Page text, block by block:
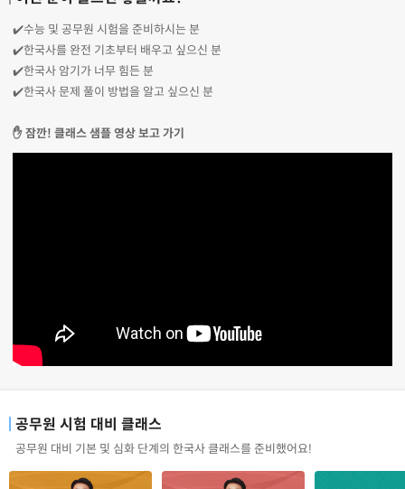
✔️수능 및 공무원 시험을 준비하시는 분
✔️한국사를 완전 기초부터 배우고 싶으신 분
✔️한국사 암기가 너무 힘든 분
✔️한국사 문제 풀이 방법을 알고 싶으신 분
✋ 잠깐! 클래스 샘플 영상 보고 가기
공무원 시험 대비 클래스
공무원 대비 기본 및 심화 단계의 한국사 클래스를 준비했어요!